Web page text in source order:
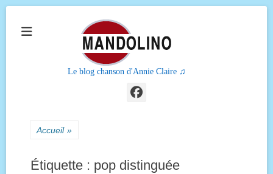
Le blog chanson d'Annie Claire ♫
Facebook
Accueil »
Étiquette : pop distinguée